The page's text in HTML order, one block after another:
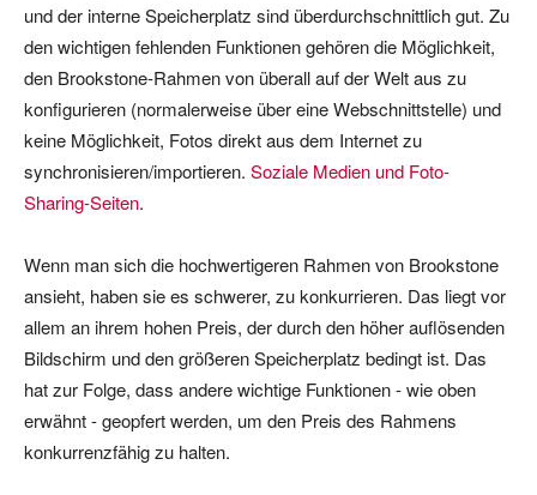
und der interne Speicherplatz sind überdurchschnittlich gut. Zu
den wichtigen fehlenden Funktionen gehören die Möglichkeit,
den Brookstone-Rahmen von überall auf der Welt aus zu
konfigurieren (normalerweise über eine Webschnittstelle) und
keine Möglichkeit, Fotos direkt aus dem Internet zu
synchronisieren/importieren. Soziale Medien und Foto-
Sharing-Seiten.
Wenn man sich die hochwertigeren Rahmen von Brookstone
ansieht, haben sie es schwerer, zu konkurrieren. Das liegt vor
allem an ihrem hohen Preis, der durch den höher auflösenden
Bildschirm und den größeren Speicherplatz bedingt ist. Das
hat zur Folge, dass andere wichtige Funktionen - wie oben
erwähnt - geopfert werden, um den Preis des Rahmens
konkurrenzfähig zu halten.